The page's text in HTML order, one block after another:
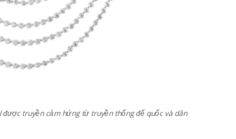
được truyền cảm hứng từ truyền thống đế quốc và dân